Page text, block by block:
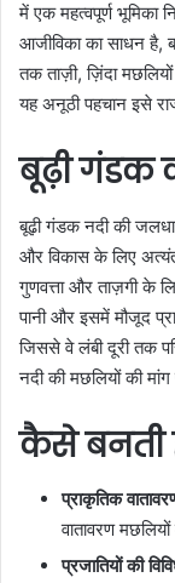
में एक महत्वपूर्ण भूमिका
आजीविका का साधन है,
तक ताज़ी, ज़िंदा
यह अनूठी पहचान इसे
बूढ़ी गंडक
बूढ़ी गंडक नदी की
और विकास के लिए
गुणवत्ता और ताज़गी के
पानी और इसमें मौजूद
जिससे वे लंबी दूरी तक
नदी की मछलियों की मांग
कैसे बनती
प्राकृतिक
वातावरण
प्रजातियों की